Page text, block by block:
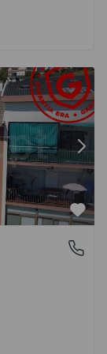
- 1497806 -